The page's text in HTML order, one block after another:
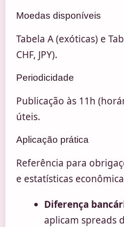
Moedas disponíveis
Tabela A (exóticas) e
CHF, JPY).
Periodicidade
Publicação às 11h
úteis.
Aplicação prática
Referência para
e estatísticas
Diferença
aplicam spreads